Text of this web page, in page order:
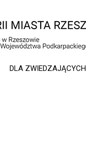
DLA ZWIEDZAJĄCYCH